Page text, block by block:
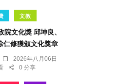
文教
院文化獎 邱坤良、
仁修獲頒文化獎章
2026年八月06日
0 分享